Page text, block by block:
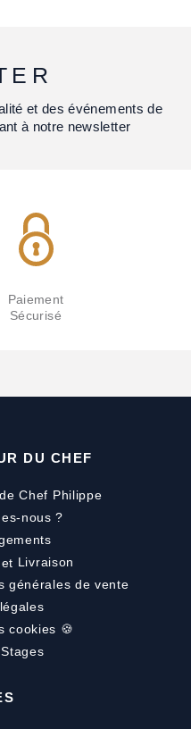
et des événements de
à notre newsletter
Paiement
Sécurisé
DU CHEF
Chef Philippe
nous ?
et Livraison
générales de vente
cookies 🍪